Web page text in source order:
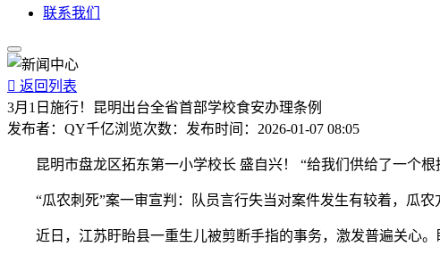
联系我们
 返回列表
3月1日施行！昆明出台全省首部学校食安办理条例
发布者： QY千亿浏览次数： 发布时间： 2026-01-07 08:05
昆明市盘龙区拓东第一小学校长 盛自兴！ “给我们供给了一个根
“瓜农刺死”案一审宣判：队员言行失当对案件发生有较着，瓜农
近日，江苏盱眙县一重生儿被剪断手指的事务，激发普遍关心。